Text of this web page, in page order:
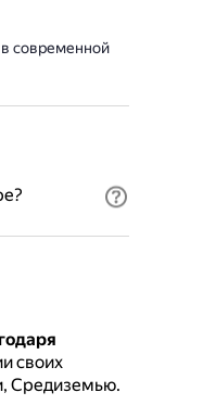
современной
своих
Средиземью.